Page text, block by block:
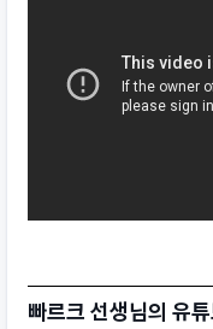
빠르크 선생님의 유